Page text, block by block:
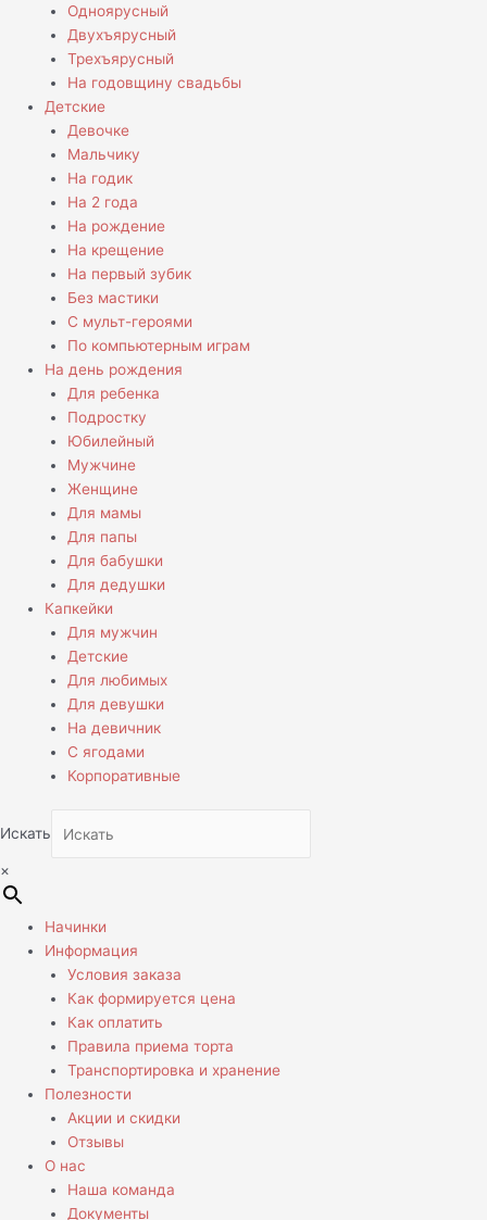
Одноярусный
Двухъярусный
Трехъярусный
На годовщину свадьбы
Детские
Девочке
Мальчику
На годик
На 2 года
На рождение
На крещение
На первый зубик
Без мастики
С мульт-героями
По компьютерным играм
На день рождения
Для ребенка
Подростку
Юбилейный
Мужчине
Женщине
Для мамы
Для папы
Для бабушки
Для дедушки
Капкейки
Для мужчин
Детские
Для любимых
Для девушки
На девичник
С ягодами
Корпоративные
Искать
×
Начинки
Информация
Условия заказа
Как формируется цена
Как оплатить
Правила приема торта
Транспортировка и хранение
Полезности
Акции и скидки
Отзывы
О нас
Наша команда
Документы